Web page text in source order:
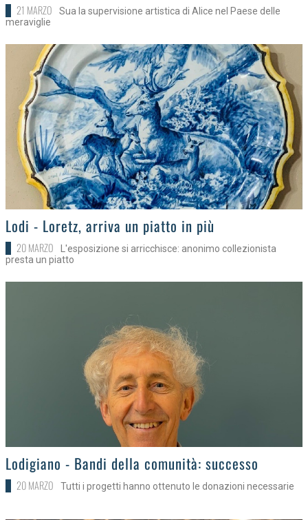
21 MARZO
Sua la supervisione artistica di Alice nel Paese delle
meraviglie
>Lodi - Loretz, arriva un piatto in più
20 MARZO
L'esposizione si arricchisce: anonimo collezionista
presta un piatto
>Lodigiano - Bandi della comunità: successo
20 MARZO Tutti i progetti hanno ottenuto le donazioni necessarie